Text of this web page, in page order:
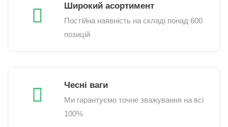
Широкий асортимент
Постійна наявність на складі понад 600
позицій
Чесні ваги
Ми гарантуємо точне зважування на всі
100%